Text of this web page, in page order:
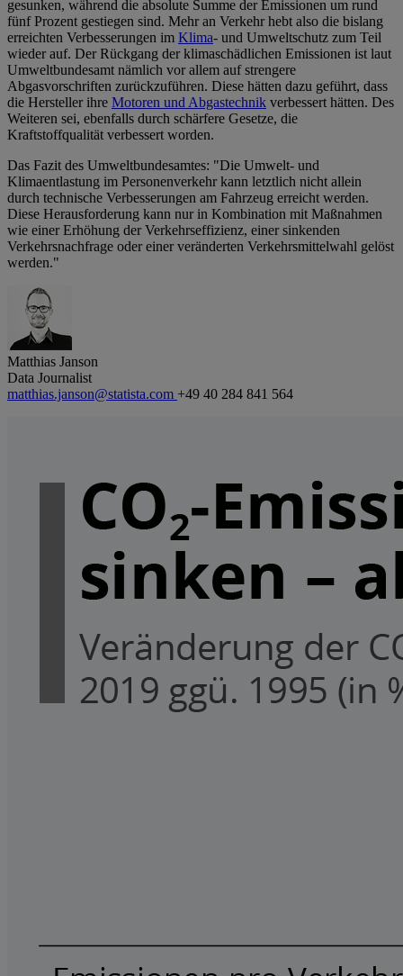
gesunken, während die absolute Summe der Emissionen um rund
fünf Prozent gestiegen sind. Mehr an Verkehr hebt also die bislang
erreichten Verbesserungen im ⁠ Klima⁠- und Umweltschutz zum Teil
wieder auf. Der Rückgang der klimaschädlichen Emissionen ist laut
Umweltbundesamt nämlich vor allem auf strengere
Abgasvorschriften zurückzuführen. Diese hätten dazu geführt, dass
die Hersteller ihre Motoren und Abgastechnik verbessert hätten. Des
Weiteren sei, ebenfalls durch schärfere Gesetze, die
Kraftstoffqualität verbessert worden.
Das Fazit des Umweltbundesamtes: "Die Umwelt- und
Klimaentlastung im Personenverkehr kann letztlich nicht allein
durch technische Verbesserungen am Fahrzeug erreicht werden.
Diese Herausforderung kann nur in Kombination mit Maßnahmen
wie einer Erhöhung der Verkehrseffizienz, einer sinkenden
Verkehrsnachfrage oder einer veränderten Verkehrsmittelwahl gelöst
werden."
Matthias Janson
Data Journalist
matthias.janson@statista.com +49 40 284 841 564